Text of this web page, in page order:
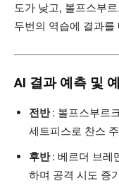
도가 낮고, 볼프스부
두번의 역습에 결과를
AI 결과 예측 및
전반: 볼프스부르
세트피스로 찬스
후반: 베르더 브레
하며 공격 시도 증